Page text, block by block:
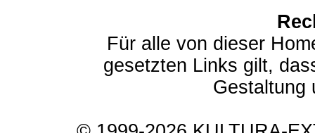
Für alle von dieser
gesetzten Links gilt,
Gestaltung